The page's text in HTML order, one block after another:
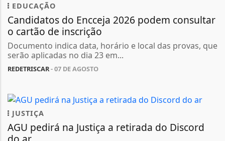
EDUCAÇÃO
Candidatos do Encceja 2026 podem consultar
o cartão de inscrição
Documento indica data, horário e local das provas, que
serão aplicadas no dia 23 em...
REDETRISCAR- 07 DE AGOSTO
JUSTIÇA
AGU pedirá na Justiça a retirada do Discord